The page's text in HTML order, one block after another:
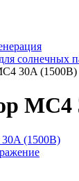
солнечных
30A (1500В)
MC4